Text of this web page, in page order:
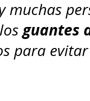
muchas
guantes
para